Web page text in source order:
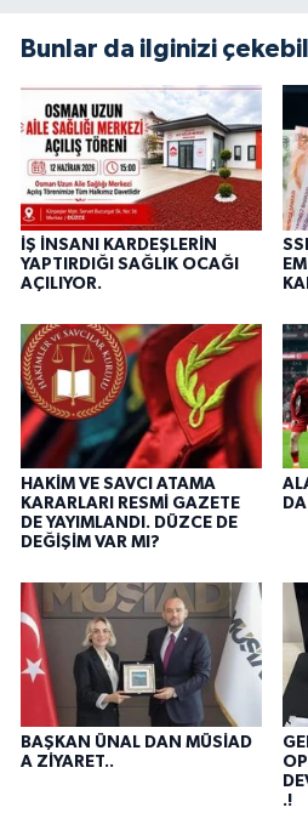
Bunlar da ilginizi
İŞ İNSANI KARDEŞLERİN
YAPTIRDIĞI SAĞLIK OCAĞI
AÇILIYOR.
HAKİM VE SAVCI ATAMA
KARARLARI RESMİ GAZETE
DE YAYIMLANDI. DÜZCE DE
DEĞİŞİM VAR MI?
BAŞKAN ÜNAL DAN MÜSİAD
A ZİYARET..
.!